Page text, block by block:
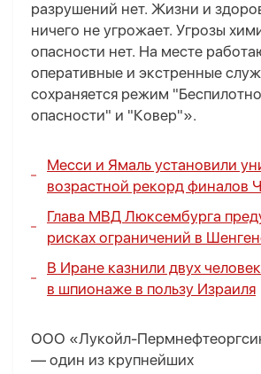
разрушений нет. Жизни и
ничего не угрожает. Угрозы
опасности нет. На месте
оперативные и экстренные
сохраняется режим
опасности" и "Ковер"».
Месси и Ямаль установили
возрастной рекорд финалов
Глава МВД Люксембурга
рисках ограничений в
В Иране казнили двух
в шпионаже в пользу Израиля
ООО «Лукойл-
— один из крупнейших